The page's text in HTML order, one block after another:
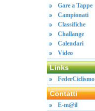
Gare a Tappe
Campionati
Classifiche
Challange
Calendari
Video
Links
FederCiclismo
Contatti
E-m@il